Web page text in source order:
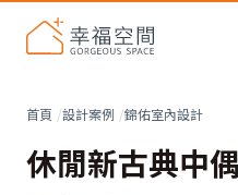
首頁 設計案例 錦佑室內設計
休閒新古典中